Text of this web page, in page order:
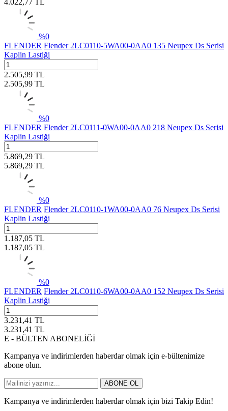
%0
FLENDER Flender 2LC0110-5WA00-0AA0 135 Neupex Ds Serisi
Kaplin Lastiği
2.505,99 TL
2.505,99 TL
%0
FLENDER Flender 2LC0111-0WA00-0AA0 218 Neupex Ds Serisi
Kaplin Lastiği
5.869,29 TL
5.869,29 TL
%0
FLENDER Flender 2LC0110-1WA00-0AA0 76 Neupex Ds Serisi
Kaplin Lastiği
1.187,05 TL
1.187,05 TL
%0
FLENDER Flender 2LC0110-6WA00-0AA0 152 Neupex Ds Serisi
Kaplin Lastiği
3.231,41 TL
3.231,41 TL
E - BÜLTEN ABONELİĞİ
Kampanya ve indirimlerden haberdar olmak için e-bültenimize
abone olun.
ABONE OL
Kampanya ve indirimlerden haberdar olmak için bizi Takip Edin!